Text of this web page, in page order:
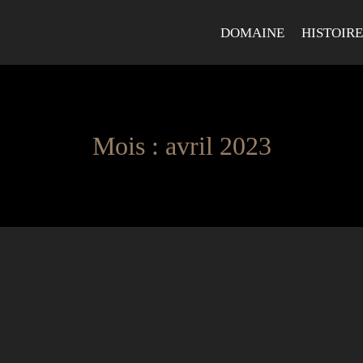
DOMAINE HISTOIRE
Mois : avril 2023